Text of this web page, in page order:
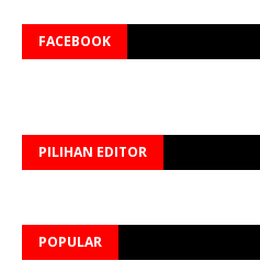
FACEBOOK
PILIHAN EDITOR
POPULAR